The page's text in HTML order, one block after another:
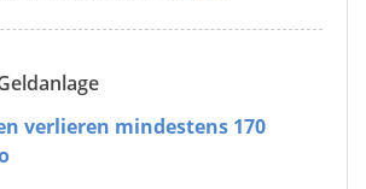
verlieren mindestens 170